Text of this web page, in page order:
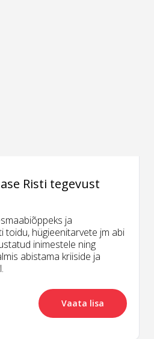
Risti tegevust
ja
toidu, hügieenitarvete jm abi
inimestele ning
abistama kriiside ja
Vaata lisa